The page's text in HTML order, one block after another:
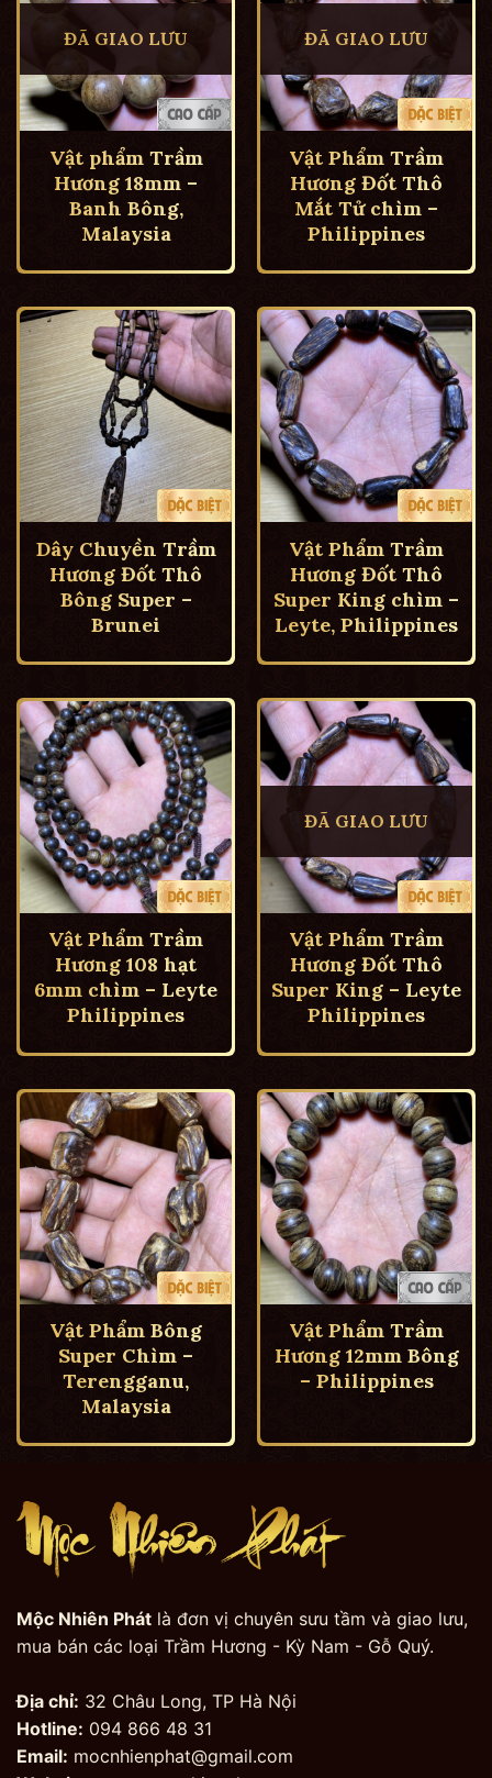
ĐÃ GIAO LƯU
Vật phẩm Trầm
Hương 18mm –
Banh Bông,
Malaysia
ĐÃ GIAO LƯU
Vật Phẩm Trầm
Hương Đốt Thô
Mắt Tử chìm –
Philippines
Dây Chuyền Trầm
Hương Đốt Thô
Bông Super –
Brunei
Vật Phẩm Trầm
Hương Đốt Thô
Super King chìm –
Leyte, Philippines
Vật Phẩm Trầm
Hương 108 hạt
6mm chìm – Leyte
Philippines
ĐÃ GIAO LƯU
Vật Phẩm Trầm
Hương Đốt Thô
Super King – Leyte
Philippines
Vật Phẩm Bông
Super Chìm –
Terengganu,
Malaysia
Vật Phẩm Trầm
Hương 12mm Bông
– Philippines
Mộc Nhiên Phát là đơn vị chuyên sưu tầm và giao lưu,
mua bán các loại Trầm Hương - Kỳ Nam - Gỗ Quý.
Địa chỉ: 32 Châu Long, TP Hà Nội
Hotline: 094 866 48 31
Email: mocnhienphat@gmail.com